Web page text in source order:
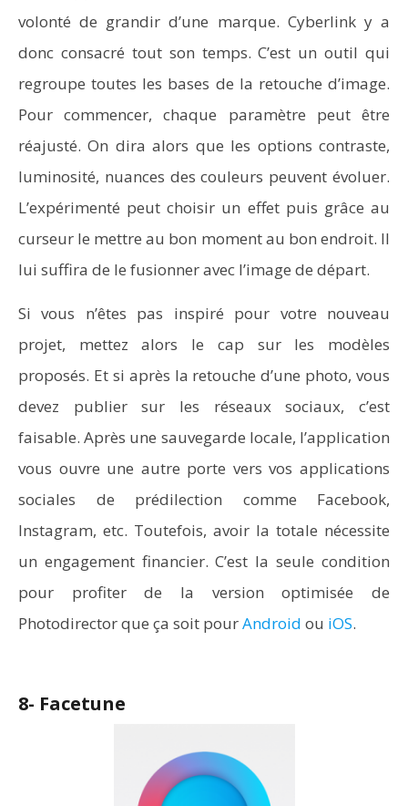
volonté de grandir d’une marque. Cyberlink y a
donc consacré tout son temps. C’est un outil qui
regroupe toutes les bases de la retouche d’image.
Pour commencer, chaque paramètre peut être
réajusté. On dira alors que les options contraste,
luminosité, nuances des couleurs peuvent évoluer.
L’expérimenté peut choisir un effet puis grâce au
curseur le mettre au bon moment au bon endroit. Il
lui suffira de le fusionner avec l’image de départ.
Si vous n’êtes pas inspiré pour votre nouveau
projet, mettez alors le cap sur les modèles
proposés. Et si après la retouche d’une photo, vous
devez publier sur les réseaux sociaux, c’est
faisable. Après une sauvegarde locale, l’application
vous ouvre une autre porte vers vos applications
sociales de prédilection comme Facebook,
Instagram, etc. Toutefois, avoir la totale nécessite
un engagement financier. C’est la seule condition
pour profiter de la version optimisée de
Photodirector que ça soit pourAndroid ou iOS.
8- Facetune